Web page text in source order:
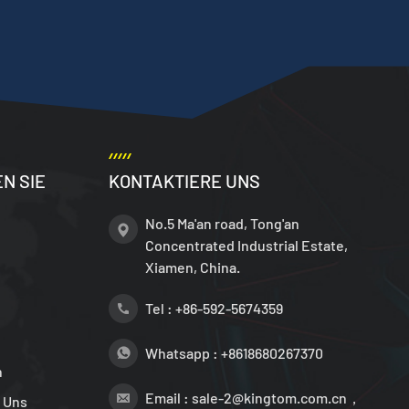
SIE
KONTAKTIERE UNS
No.5 Ma'an road, Tong'an
Concentrated Industrial Estate,
Xiamen, China.
Tel : +86-592-5674359
Whatsapp : +8618680267370
Email : sale-2@kingtom.com.cn，